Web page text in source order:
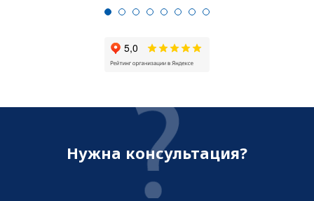
Нужна консультация?